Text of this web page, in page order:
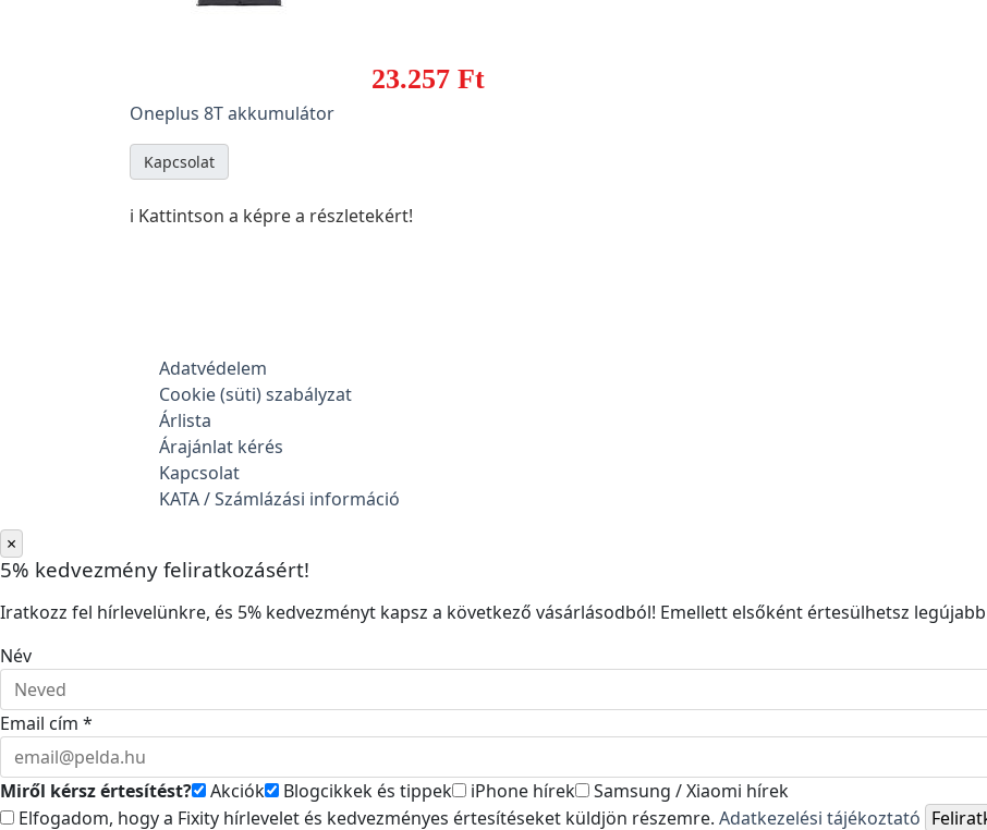
23.257 Ft
Oneplus 8T akkumulátor
Kapcsolat
ℹ️ Kattintson a képre a részletekért!
Adatvédelem
Cookie (süti) szabályzat
Árlista
Árajánlat kérés
Kapcsolat
KATA / Számlázási információ
×
5% kedvezmény feliratkozásért!
Iratkozz fel hírlevelünkre, és 5% kedvezményt kapsz a következő vásárlásodból! Emellett elsőként értesülhetsz
Név
Email cím *
Miről kérsz értesítést? Akciók Blogcikkek és tippek iPhone hírek
Samsung / Xiaomi hírek
Elfogadom, hogy a Fixity hírlevelet és kedvezményes értesítéseket küldjön részemre. Adatkezelési tájékoztató